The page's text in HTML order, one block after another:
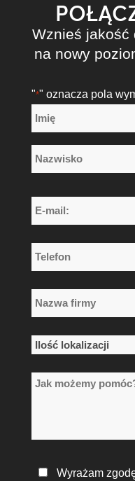
Wznieś jakość
na nowy
"*" oznacza pola
Nazwa
*
E-
mail:
*
Telefon
*
Nazwa
firmy
*
Ilość
*Jak
PolitykaWyrażam